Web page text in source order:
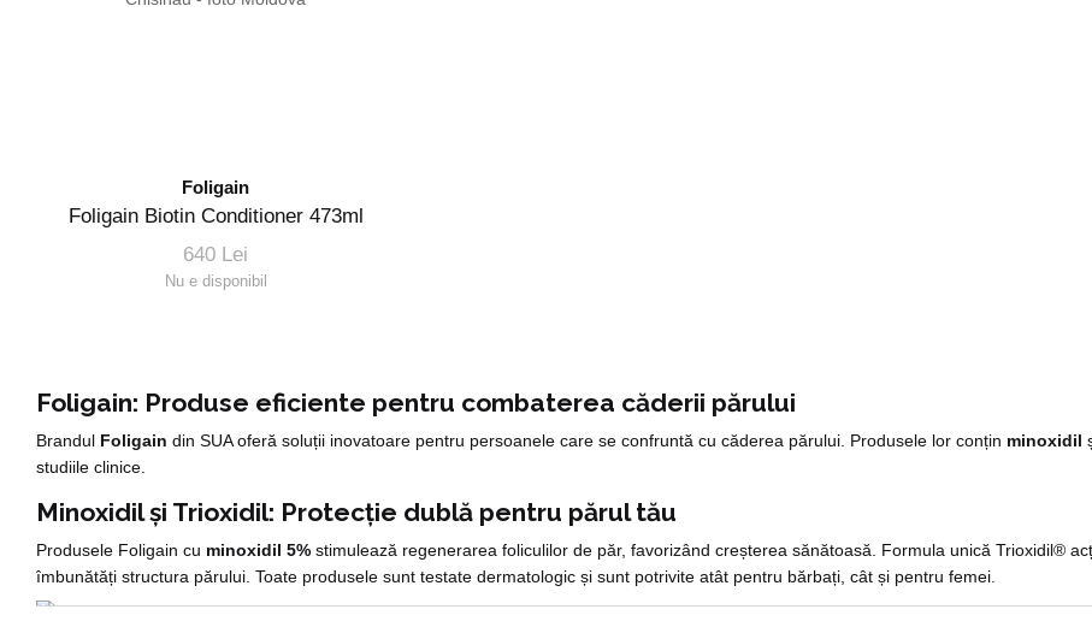
Foligain: Produse eficiente pentru combaterea căderii părului
Brandul Foligain din SUA oferă soluții inovatoare pentru persoanele care se confruntă cu căderea părului. Produsele lor conțin minoxidil
studiile clinice.
Minoxidil și Trioxidil: Protecție dublă pentru părul tău
Produsele Foligain cu minoxidil 5% stimulează regenerarea foliculilor de păr, favorizând creșterea sănătoasă. Formula unică Trioxidil®
îmbunătăți structura părului. Toate produsele sunt testate dermatologic și sunt potrivite atât pentru bărbați, cât și pentru femei.
Foligain
Foligain Biotin Conditioner 473ml
640 Lei
Nu e disponibil